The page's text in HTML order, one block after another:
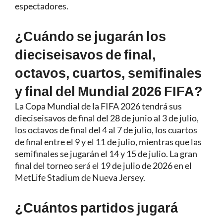
espectadores.
¿Cuándo se jugarán los
dieciseisavos de final,
octavos, cuartos, semifinales
y final del Mundial 2026 FIFA?
La Copa Mundial de la FIFA 2026 tendrá sus
dieciseisavos de final del 28 de junio al 3 de julio,
los octavos de final del 4 al 7 de julio, los cuartos
de final entre el 9 y el 11 de julio, mientras que las
semifinales se jugarán el 14 y 15 de julio. La gran
final del torneo será el 19 de julio de 2026 en el
MetLife Stadium de Nueva Jersey.
¿Cuántos partidos jugará